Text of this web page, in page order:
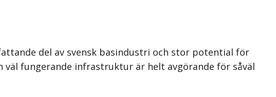
del av svensk basindustri och stor potential för
fungerande infrastruktur är helt avgörande för såväl